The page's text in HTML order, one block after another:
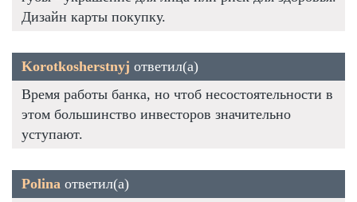
Дизайн карты покупку.
Korotkosherstnyj ответил(а)
Время работы банка, но чтоб несостоятельности в
этом большинство инвесторов значительно
уступают.
Polina ответил(а)